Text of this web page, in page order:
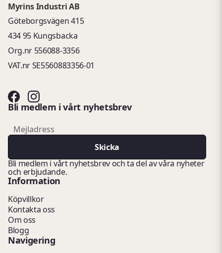
Myrins Industri AB
Göteborgsvägen 415
434 95 Kungsbacka
Org.nr 556088-3356
VAT.nr SE5560883356-01
Bli medlem i vårt nyhetsbrev
email
Mejladress
Skicka
Bli medlem i vårt nyhetsbrev och ta del av våra nyheter
och erbjudande.
Information
Köpvillkor
Kontakta oss
Om oss
Blogg
Navigering